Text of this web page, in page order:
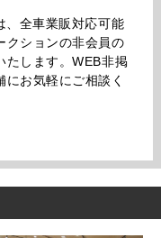
、全車業販対応可能
クションの非会員の
たします。WEB非掲
お気軽にご相談く